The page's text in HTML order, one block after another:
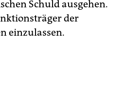
Schuld ausgehen.
der
einzulassen.